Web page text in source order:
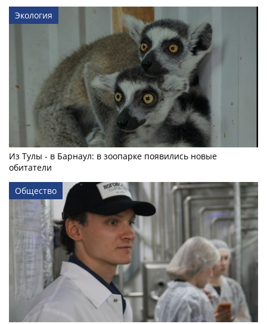
Экология
Из Тулы - в Барнаул: в зоопарке появились новые
обитатели
Общество